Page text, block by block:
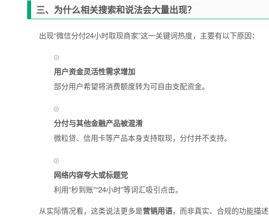
三、为什么相关搜索和说法会大量出现？
出现“微信分付24小时取现商家”这一关键词热度，主要有以下原因：
用户资金灵活性需求增加
部分用户希望将消费额度转为可自由支配资金。
分付与其他金融产品被混淆
微粒贷、信用卡等产品本身支持取现，分付并不支持。
网络内容夸大或标题党
利用“秒到账”“24小时”等词汇吸引点击。
从实际情况看，这类说法更多是营销用语，而非真实、合规的功能描述